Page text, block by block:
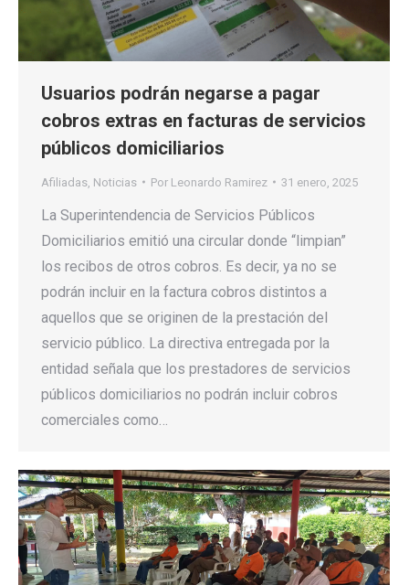
Usuarios podrán negarse a pagar
cobros extras en facturas de servicios
públicos domiciliarios
Afiliadas Noticias Por Leonardo Ramirez 31 enero, 2025
La Superintendencia de Servicios Públicos
Domiciliarios emitió una circular donde “limpian”
los recibos de otros cobros. Es decir, ya no se
podrán incluir en la factura cobros distintos a
aquellos que se originen de la prestación del
servicio público. La directiva entregada por la
entidad señala que los prestadores de servicios
públicos domiciliarios no podrán incluir cobros
comerciales como…